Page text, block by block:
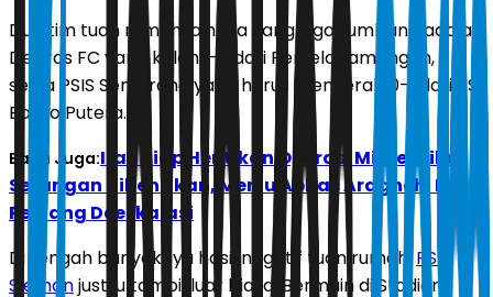
Dua tim tuan rumah lainnya yang juga tumbang adalah
Deltras FC yang kalah 1-2 dari Persela Lamongan,
serta PSIS Semarang yang harus menyerah 0-1 dari PS
Barito Putera.
Baca Juga:Iran Siap Hentikan Operasi Militer Jika
Serangan Dihentikan, Menlu Abbas Araghchi Buka
Peluang Deeskalasi
Di tengah banyaknya hasil negatif tuan rumah,PSS
Slemanjustru tampil luar biasa. Bermain di Stadion